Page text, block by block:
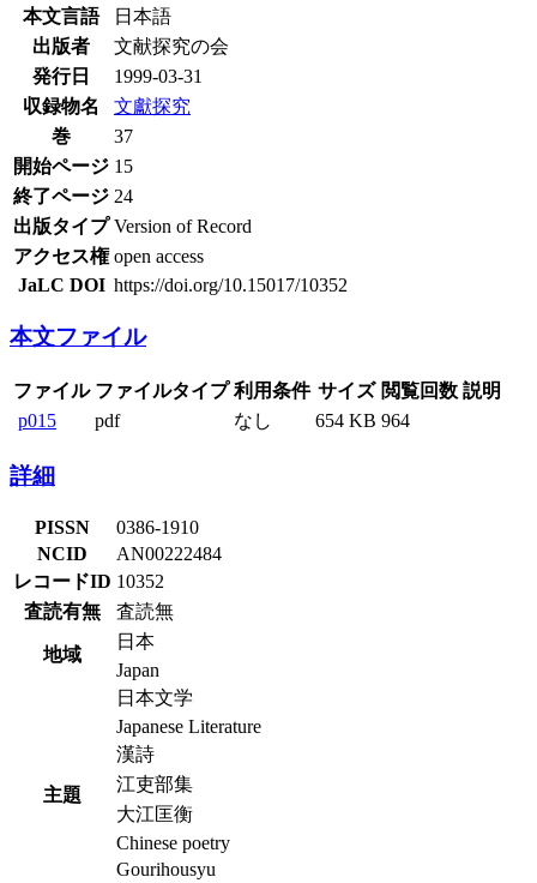
本文言語
日本語
出版者
文献探究の会
発行日
1999-03-31
収録物名
文獻探究
巻
37
開始ページ 15
終了ページ 24
出版タイプ Version of Record
アクセス権 open access
JaLC DOI https://doi.org/10.15017/10352
本文ファイル
ファイル ファイルタイプ 利用条件 サイズ 閲覧回数 説明
p015
pdf なし 654 KB 964
詳細
PISSN
0386-1910
NCID
AN00222484
レコードID 10352
査読有無
査読無
地域
日本
Japan
主題
日本文学
Japanese Literature
漢詩
江吏部集
大江匡衡
Chinese poetry
Gourihousyu